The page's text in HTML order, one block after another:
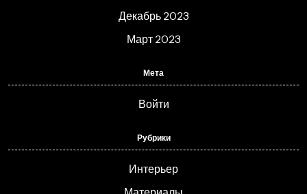
Декабрь 2023
Март 2023
Мета
Войти
Рубрики
Интерьер